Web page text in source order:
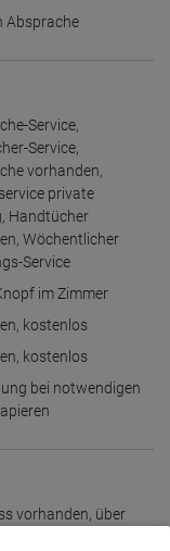
Absprache
Service,
Service,
vorhanden,
private
, Handtücher
, Wöchentlicher
Service
im Zimmer
, kostenlos
, kostenlos
bei notwendigen
vorhanden, über